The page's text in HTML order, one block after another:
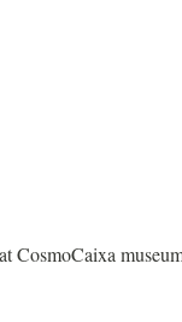
CosmoCaixa